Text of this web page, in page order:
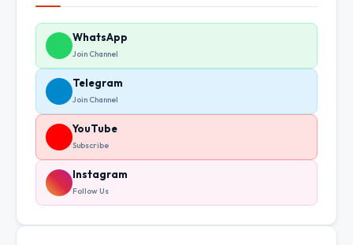
WhatsApp
Join Channel
Telegram
Join Channel
YouTube
Subscribe
Instagram
Follow Us